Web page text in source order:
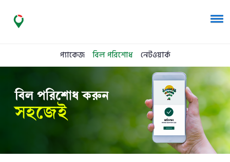
প্যাকেজ বিল পরিশোধ নেটওয়ার্ক